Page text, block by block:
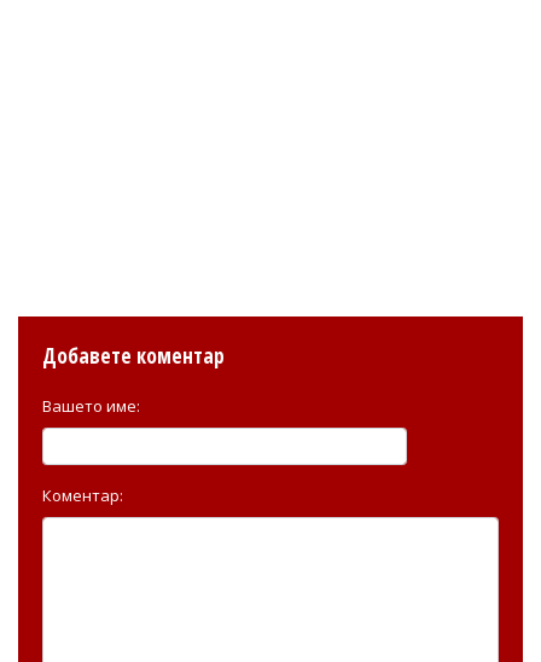
Добавете коментар
Вашето име:
Коментар: